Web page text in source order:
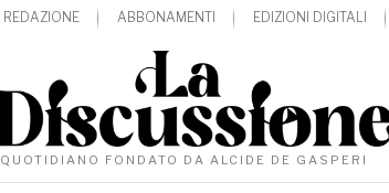
REDAZIONE ABBONAMENTI EDIZIONI DIGITALI
QUOTIDIANO FONDATO DA ALCIDE DE GASPERI